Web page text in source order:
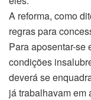
A reforma, como
regras para
Para aposentar-se
condições
deverá se
já trabalhavam em